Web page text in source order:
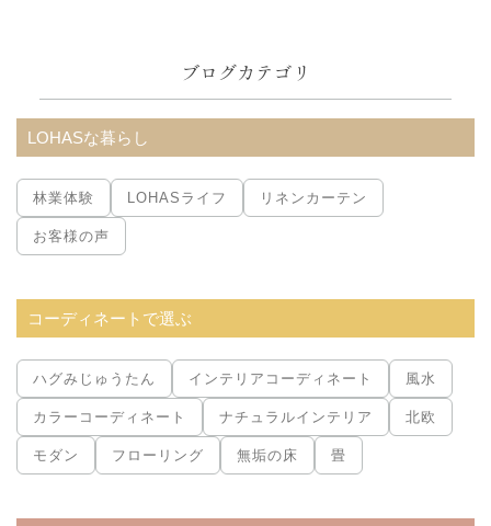
ブログカテゴリ
LOHASな暮らし
林業体験 LOHASライフ リネンカーテン
お客様の声
コーディネートで選ぶ
ハグみじゅうたん インテリアコーディネート 風水
カラーコーディネート ナチュラルインテリア 北欧
モダン フローリング 無垢の床 畳